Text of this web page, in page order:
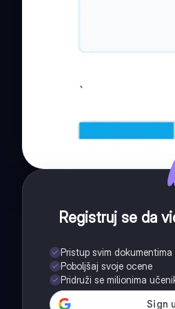
Registruj se da
Pristup svim dokumentima
Poboljšaj svoje ocene
Pridruži se milionima